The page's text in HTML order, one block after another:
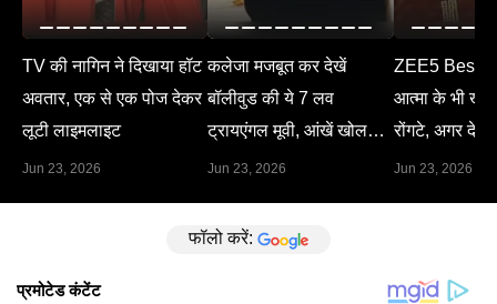
TV की नागिन ने दिखाया हॉट
अवतार, एक से एक पोज देकर
लूटी लाइमलाइट
Jun 23, 2026
कलेजा मजबूत कर देखें
बॉलीवुड की ये 7 लव
ट्रायएंगल मूवी, आंखें खोल
देगा हर सीन
Jun 23, 2026
ZEE5 Best
आत्मा के भी खड़े
रोंगटे, अगर देख
Jun 23, 2026
फॉलो करें: